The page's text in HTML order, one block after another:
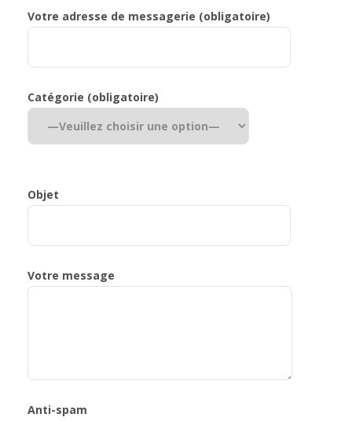
Votre adresse de messagerie (obligatoire)
Catégorie (obligatoire)
Objet
Votre message
Anti-spam